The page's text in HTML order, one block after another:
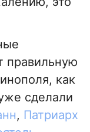
правильную
как
сделали
, Патриарх